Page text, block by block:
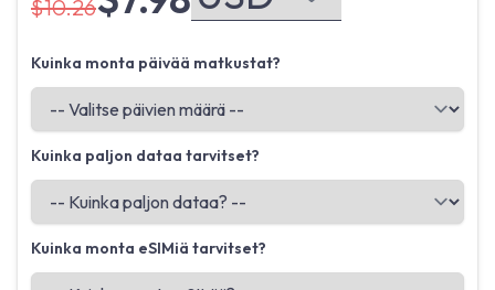
$10.26
Kuinka monta päivää matkustat?
Kuinka paljon dataa tarvitset?
Kuinka monta eSIMiä tarvitset?